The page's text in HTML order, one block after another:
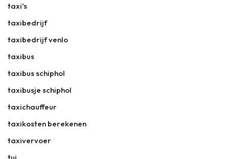
taxi's
taxibedrijf
taxibedrijf venlo
taxibus
taxibus schiphol
taxibusje schiphol
taxichauffeur
taxikosten berekenen
taxivervoer